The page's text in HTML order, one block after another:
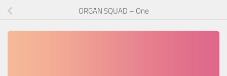
ORGAN SQUAD – One